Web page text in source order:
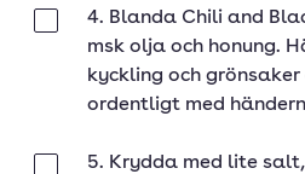
4. Blanda Chili and
msk olja och honung.
kyckling och
ordentligt med
5. Krydda med lite